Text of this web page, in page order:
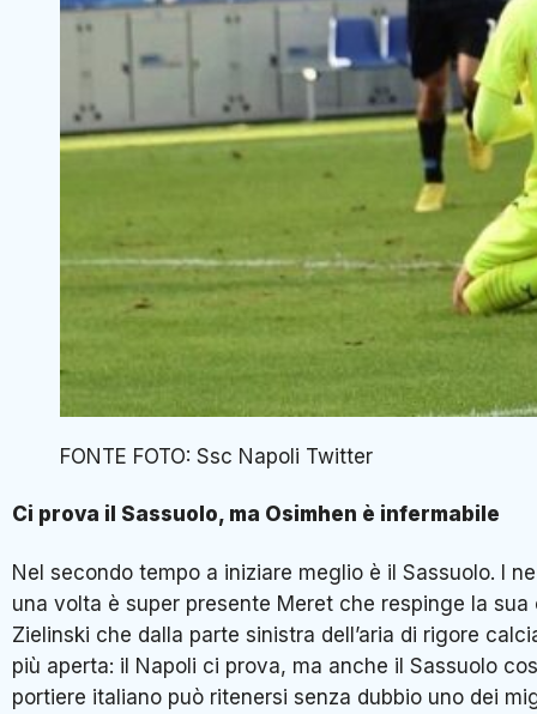
FONTE FOTO: Ssc Napoli Twitter
Ci prova il Sassuolo, ma Osimhen è infermabile
Nel secondo tempo a iniziare meglio è il Sassuolo. I
una volta è super presente Meret che respinge la
Zielinski che dalla parte sinistra dell’aria di rigore
più aperta: il Napoli ci prova, ma anche il Sassuolo
portiere italiano può ritenersi senza dubbio uno dei